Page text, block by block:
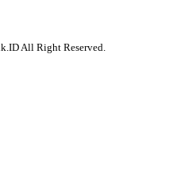
All Right Reserved.